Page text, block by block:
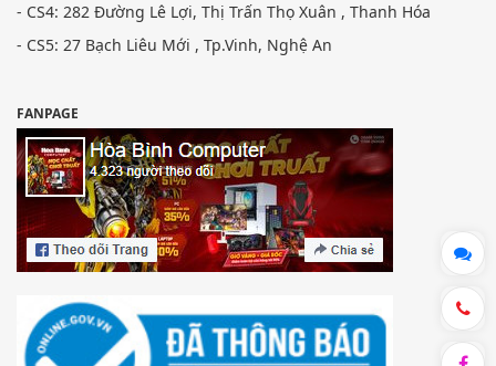
- CS4: 282 Đường Lê Lợi, Thị Trấn Thọ Xuân , Thanh Hóa
- CS5: 27 Bạch Liêu Mới , Tp.Vinh, Nghệ An
FANPAGE